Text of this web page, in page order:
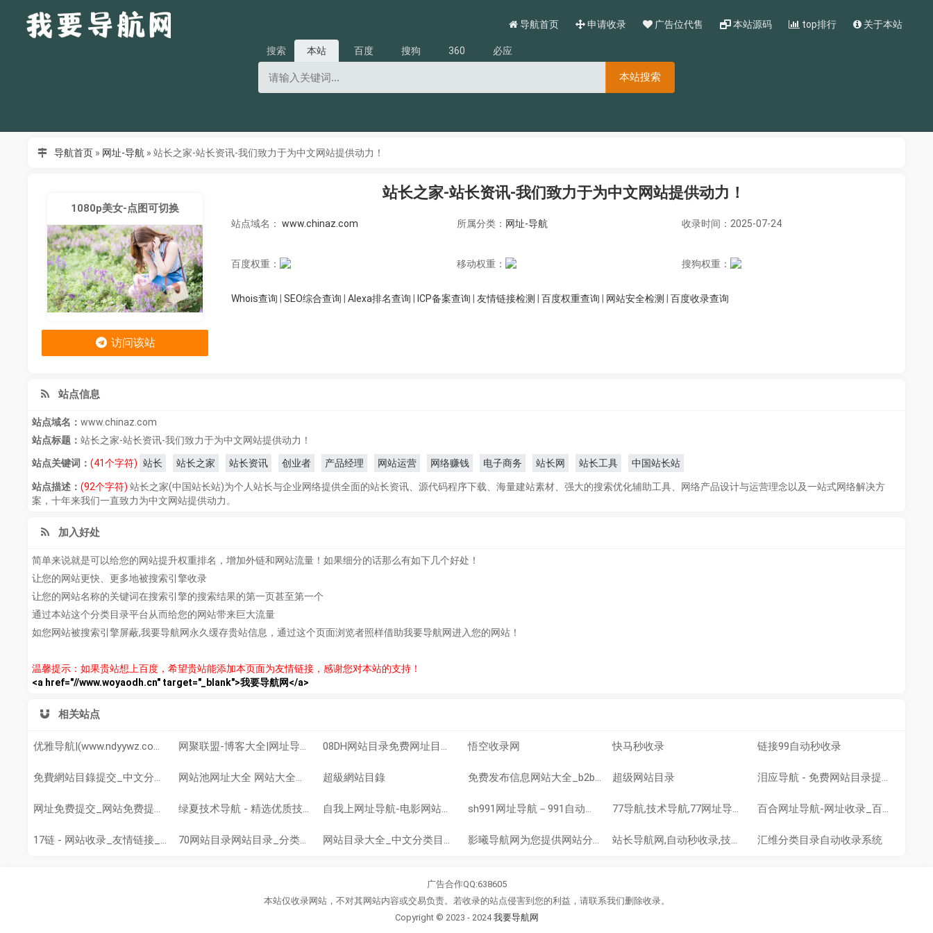
导航首页 申请收录 广告位代售 本站源码 top排行 关于本站
搜索 本站 百度 搜狗 360 必应
本站搜索
导航首页 » 网址-导航 » 站长之家-站长资讯-我们致力于为中文网站提供动力！
站长之家-站长资讯-我们致力于为中文网站提供动力！
站点域名： www.chinaz.com 所属分类： 网址-导航 收录时间：2025-07-24
百度权重： 移动权重： 搜狗权重：
Whois查询 SEO综合查询 Alexa排名查询 ICP备案查询 友情链接检测 百度权重查询 网站安全检测 百度收录查询
1080p美女-点图可切换
访问该站
站点信息
站点域名： www.chinaz.com
站点标题： 站长之家-站长资讯-我们致力于为中文网站提供动力！
站点关键词： (41个字符) 站长 站长之家 站长资讯 创业者 产品经理 网站运营 网络赚钱 电子商务 站长网 站长工具 中国站长站
站点描述： (92个字符) 站长之家(中国站长站)为个人站长与企业网络提供全面的站长资讯、源代码程序下载、海量建站素材、强大的搜索优化辅助工具、网络产品设计与运营理念以及一站式网络解决方
案，十年来我们一直致力为中文网站提供动力。
加入好处
简单来说就是可以给您的网站提升权重排名，增加外链和网站流量！如果细分的话那么有如下几个好处！
让您的网站更快、更多地被搜索引擎收录
让您的网站名称的关键词在搜索引擎的搜索结果的第一页甚至第一个
通过本站这个分类目录平台从而给您的网站带来巨大流量
如您网站被搜索引擎屏蔽,我要导航网永久缓存贵站信息，通过这个页面浏览者照样借助我要导航网进入您的网站！
温馨提示：如果贵站想上百度，希望贵站能添加本页面为友情链接，感谢您对本站的支持！
<a href="//www.woyaodh.cn" target="_blank">我要导航网</a>
相关站点
优雅导航|(www.ndyywz.com)，网站推广平台 网聚联盟-博客大全|网址导航，打造优秀的中文网站目录导航大全 08DH网站目录免费网址目录提交-网站目录-分类目录 悟空收录网 快马秒收录 链接99自动秒收录
免費網站目錄提交_中文分類目錄_站長目錄_網址目錄_網站目錄_全球網址提交網 网站池网址大全 网站大全导航 网址导航大全 超級網站目錄 免费发布信息网站大全_b2b平台_企业黄页_供求信息_华夏商务网 超级网站目录 泪应导航 - 免费网站目录提交
网址免费提交_网站免费提交_免费网站目录_免费分类目录_网址免费提交网站目录 绿夏技术导航 - 精选优质技术_资源网址导航 自我上网址导航-电影网站大全_电影网站排行榜_电影网址导航 sh991网址导航－991自动链,网址之家,搜索大全,绿色,快速,安全的专业导航站 77导航,技术导航,77网址导航,77资源网址导航,技术导航 百合网址导航-网址收录_百度收录_网站排行榜_网址导航
17链 - 网站收录_友情链接_自助链 70网站目录网站目录_分类目录 网站目录大全_中文分类目录_全网目录_站长目录_网站收录 影曦导航网为您提供网站分类目录索引及网址大全 站长导航网,自动秒收录,技术导航,名站网址,名站导航,免费外链-免费收录网站 汇维分类目录自动收录系统
广告合作QQ:638605
本站仅收录网站，不对其网站内容或交易负责。若收录的站点侵害到您的利益，请联系我们删除收录。
Copyright © 2023 - 2024我要导航网